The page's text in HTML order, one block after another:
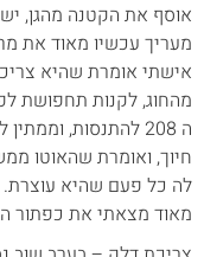
אוסף את הקטנה מהגן,
מעריך עכשיו מאוד את
אישתי אומרת שהיא
מהחוג, לקנות תחפושת
ה 208 להתנסות,
חיוך, ואומרת שהאוטו
לה כל פעם שהיא עוצרת.
מאוד מצאתי את כפתור